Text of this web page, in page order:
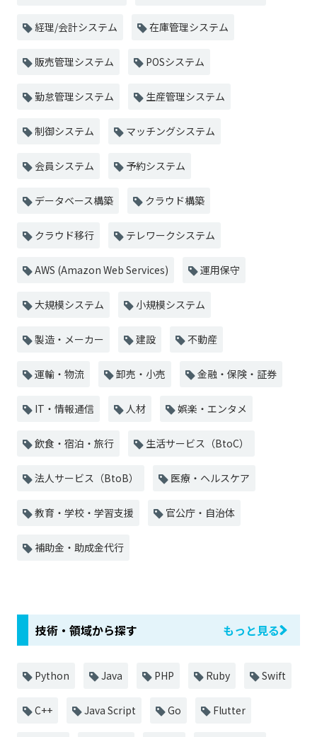
経理/会計システム 在庫管理システム
販売管理システム POSシステム
勤怠管理システム 生産管理システム
制御システム マッチングシステム
会員システム 予約システム
データベース構築 クラウド構築
クラウド移行 テレワークシステム
AWS (Amazon Web Services) 運用保守
大規模システム 小規模システム
製造・メーカー 建設 不動産
運輸・物流 卸売・小売 金融・保険・証券
IT・情報通信 人材 娯楽・エンタメ
飲食・宿泊・旅行 生活サービス（BtoC）
法人サービス（BtoB） 医療・ヘルスケア
教育・学校・学習支援 官公庁・自治体
補助金・助成金代行
技術・領域から探す もっと見る
Python Java PHP Ruby Swift
C++ Java Script Go Flutter